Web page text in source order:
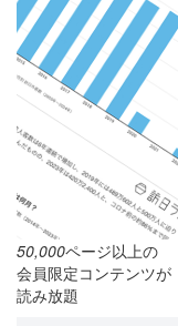
50,000ページ以上の
会員限定コンテンツが
読み放題